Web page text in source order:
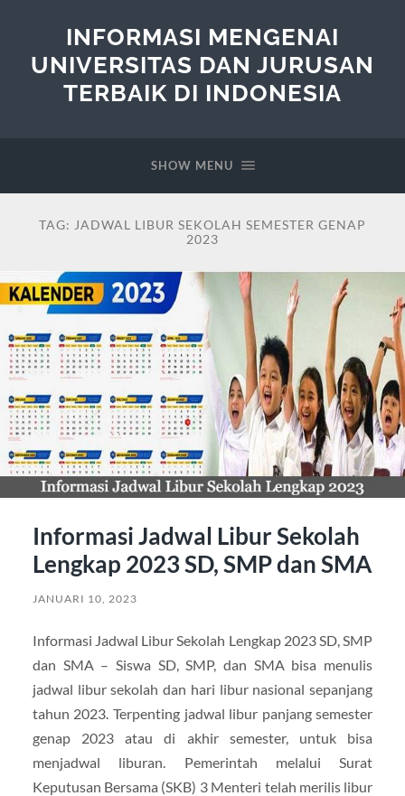
INFORMASI MENGENAI
UNIVERSITAS DAN JURUSAN
TERBAIK DI INDONESIA
SHOW MENU
TAG: JADWAL LIBUR SEKOLAH SEMESTER GENAP
2023
Informasi Jadwal Libur Sekolah
Lengkap 2023 SD, SMP dan SMA
JANUARI 10, 2023
Informasi Jadwal Libur Sekolah Lengkap 2023 SD, SMP
dan SMA – Siswa SD, SMP, dan SMA bisa menulis
jadwal libur sekolah dan hari libur nasional sepanjang
tahun 2023. Terpenting jadwal libur panjang semester
genap 2023 atau di akhir semester, untuk bisa
menjadwal liburan. Pemerintah melalui Surat
Keputusan Bersama (SKB) 3 Menteri telah merilis libur